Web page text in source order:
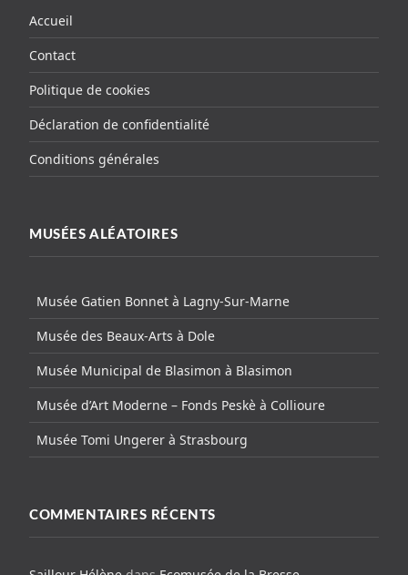
Accueil
Contact
Politique de cookies
Déclaration de confidentialité
Conditions générales
MUSÉES ALÉATOIRES
Musée Gatien Bonnet à Lagny-Sur-Marne
Musée des Beaux-Arts à Dole
Musée Municipal de Blasimon à Blasimon
Musée d’Art Moderne – Fonds Peskè à Collioure
Musée Tomi Ungerer à Strasbourg
COMMENTAIRES RÉCENTS